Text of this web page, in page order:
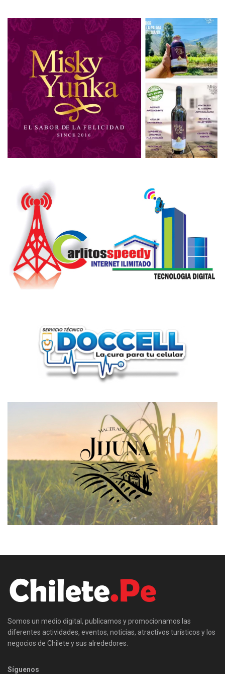
Somos un medio digital, publicamos y promocionamos las
diferentes actividades, eventos, noticias, atractivos turísticos y los
negocios de Chilete y sus alrededores.
Síguenos